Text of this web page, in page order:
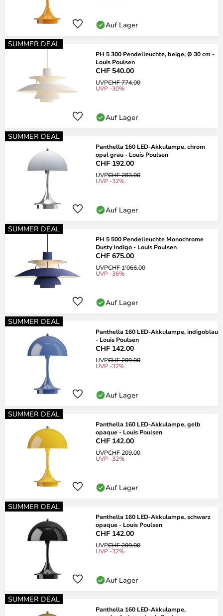
Auf Lager
SUMMER DEAL
PH 5 300 Pendelleuchte, beige, Ø 30 cm -
Louis Poulsen
CHF 540.00
UVPCHF 774.00
UVP -30%
Auf Lager
SUMMER DEAL
Panthella 160 LED-Akkulampe, chrom
opal grau - Louis Poulsen
CHF 192.00
UVPCHF 283.00
UVP -32%
Auf Lager
SUMMER DEAL
PH 5 500 Pendelleuchte Monochrome
Dusty Indigo - Louis Poulsen
CHF 675.00
UVPCHF 1’066.00
UVP -36%
Auf Lager
SUMMER DEAL
Panthella 160 LED-Akkulampe, indigoblau
- Louis Poulsen
CHF 142.00
UVPCHF 209.00
UVP -32%
Auf Lager
SUMMER DEAL
Panthella 160 LED-Akkulampe, gelb
opaque - Louis Poulsen
CHF 142.00
UVPCHF 209.00
UVP -32%
Auf Lager
SUMMER DEAL
Panthella 160 LED-Akkulampe, schwarz
opaque - Louis Poulsen
CHF 142.00
UVPCHF 209.00
UVP -32%
Auf Lager
SUMMER DEAL
Panthella 160 LED-Akkulampe,